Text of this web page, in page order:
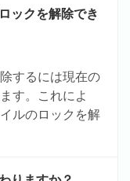
ックを解除でき
するには現在の
す。これによ
ルのロックを解